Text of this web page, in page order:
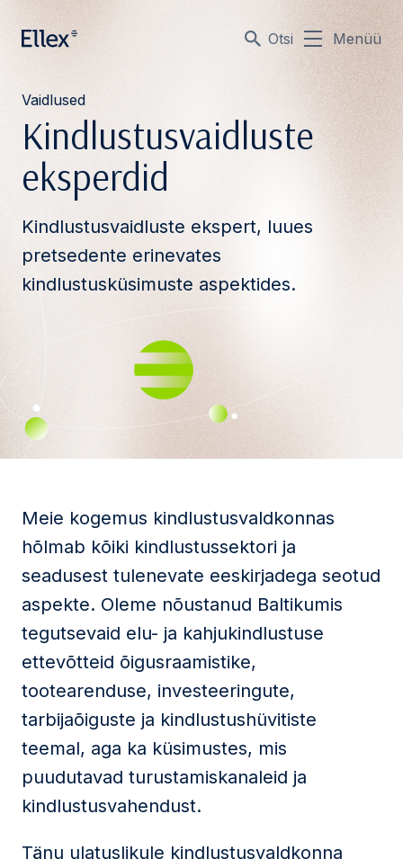
Otsi Menüü
Vaidlused
Kindlustusvaidluste
eksperdid
Kindlustusvaidluste ekspert, luues
pretsedente erinevates
kindlustusküsimuste aspektides.
Meie kogemus kindlustusvaldkonnas
hõlmab kõiki kindlustussektori ja
seadusest tulenevate eeskirjadega seotud
aspekte. Oleme nõustanud Baltikumis
tegutsevaid elu- ja kahjukindlustuse
ettevõtteid õigusraamistike,
tootearenduse, investeeringute,
tarbijaõiguste ja kindlustushüvitiste
teemal, aga ka küsimustes, mis
puudutavad turustamiskanaleid ja
kindlustusvahendust.
Tänu ulatuslikule kindlustusvaldkonna